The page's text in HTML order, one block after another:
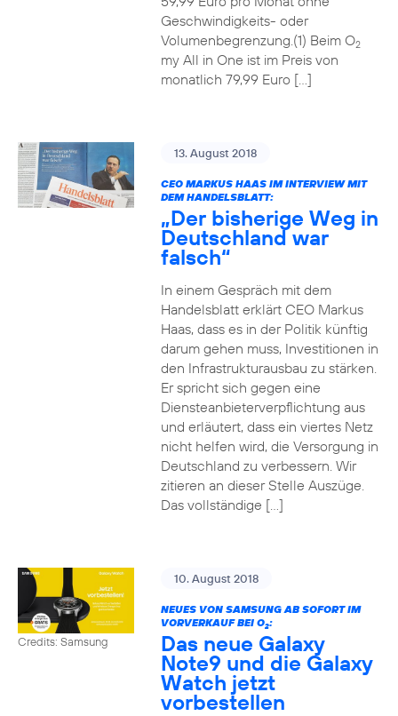
Geschwindigkeits- oder
Volumenbegrenzung.(1) Beim O2
my All in One ist im Preis von
monatlich 79,99 Euro […]
13. August 2018
CEO MARKUS HAAS IM INTERVIEW MIT
DEM HANDELSBLATT:
„Der bisherige Weg in
Deutschland war
falsch“
In einem Gespräch mit dem
Handelsblatt erklärt CEO Markus
Haas, dass es in der Politik künftig
darum gehen muss, Investitionen in
den Infrastrukturausbau zu stärken.
Er spricht sich gegen eine
Diensteanbieterverpflichtung aus
und erläutert, dass ein viertes Netz
nicht helfen wird, die Versorgung in
Deutschland zu verbessern. Wir
zitieren an dieser Stelle Auszüge.
Das vollständige […]
Credits: Samsung
10. August 2018
NEUES VON SAMSUNG AB SOFORT IM
VORVERKAUF BEI O2:
Das neue Galaxy
Note9 und die Galaxy
Watch jetzt
vorbestellen